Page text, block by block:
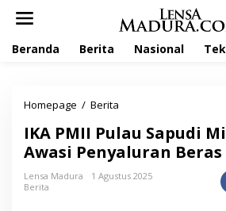
Beranda Berita Nasional
Homepage / Berita
A
P
M
I
IKA PMII Pulau Sapudi
Awasi Penyaluran
Lensa Madura
1 Agustus 2025
Berita